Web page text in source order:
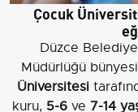
Çocuk
Düzce
Müdürlüğü
Üniversitesi
kuru, 5-6 ve 7-14